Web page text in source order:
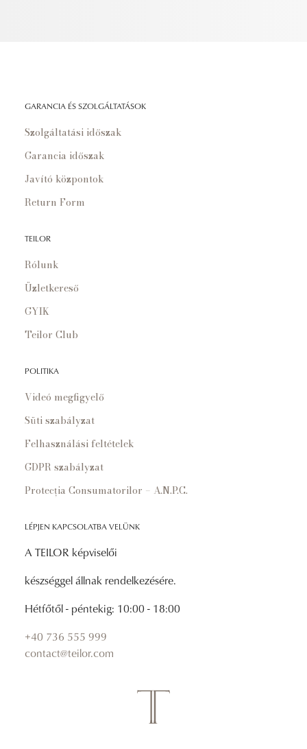
GARANCIA ÉS SZOLGÁLTATÁSOK
Szolgáltatási időszak
Garancia időszak
Javító központok
Return Form
TEILOR
Rólunk
Üzletkereső
GYIK
Teilor Club
POLITIKA
Videó megfigyelő
Süti szabályzat
Felhasználási feltételek
GDPR szabályzat
Protecția Consumatorilor – A.N.P.C.
LÉPJEN KAPCSOLATBA VELÜNK
A TEILOR képviselői
készséggel állnak rendelkezésére.
Hétfőtől - péntekig: 10:00 - 18:00
+40 736 555 999
contact@teilor.com